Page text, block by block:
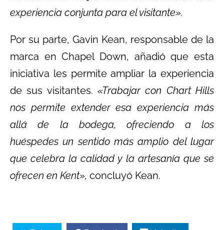
experiencia conjunta para el visitante».
Por su parte, Gavin Kean, responsable de la
marca en Chapel Down, añadió que esta
iniciativa les permite ampliar la experiencia
de sus visitantes. «Trabajar con Chart Hills
nos permite extender esa experiencia más
allá de la bodega, ofreciendo a los
huéspedes un sentido más amplio del lugar
que celebra la calidad y la artesanía que se
ofrecen en Kent», concluyó Kean.